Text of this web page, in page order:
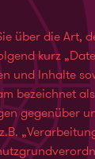
über die Art,
kurz
und Inhalte
bezeichnet
gegenüber